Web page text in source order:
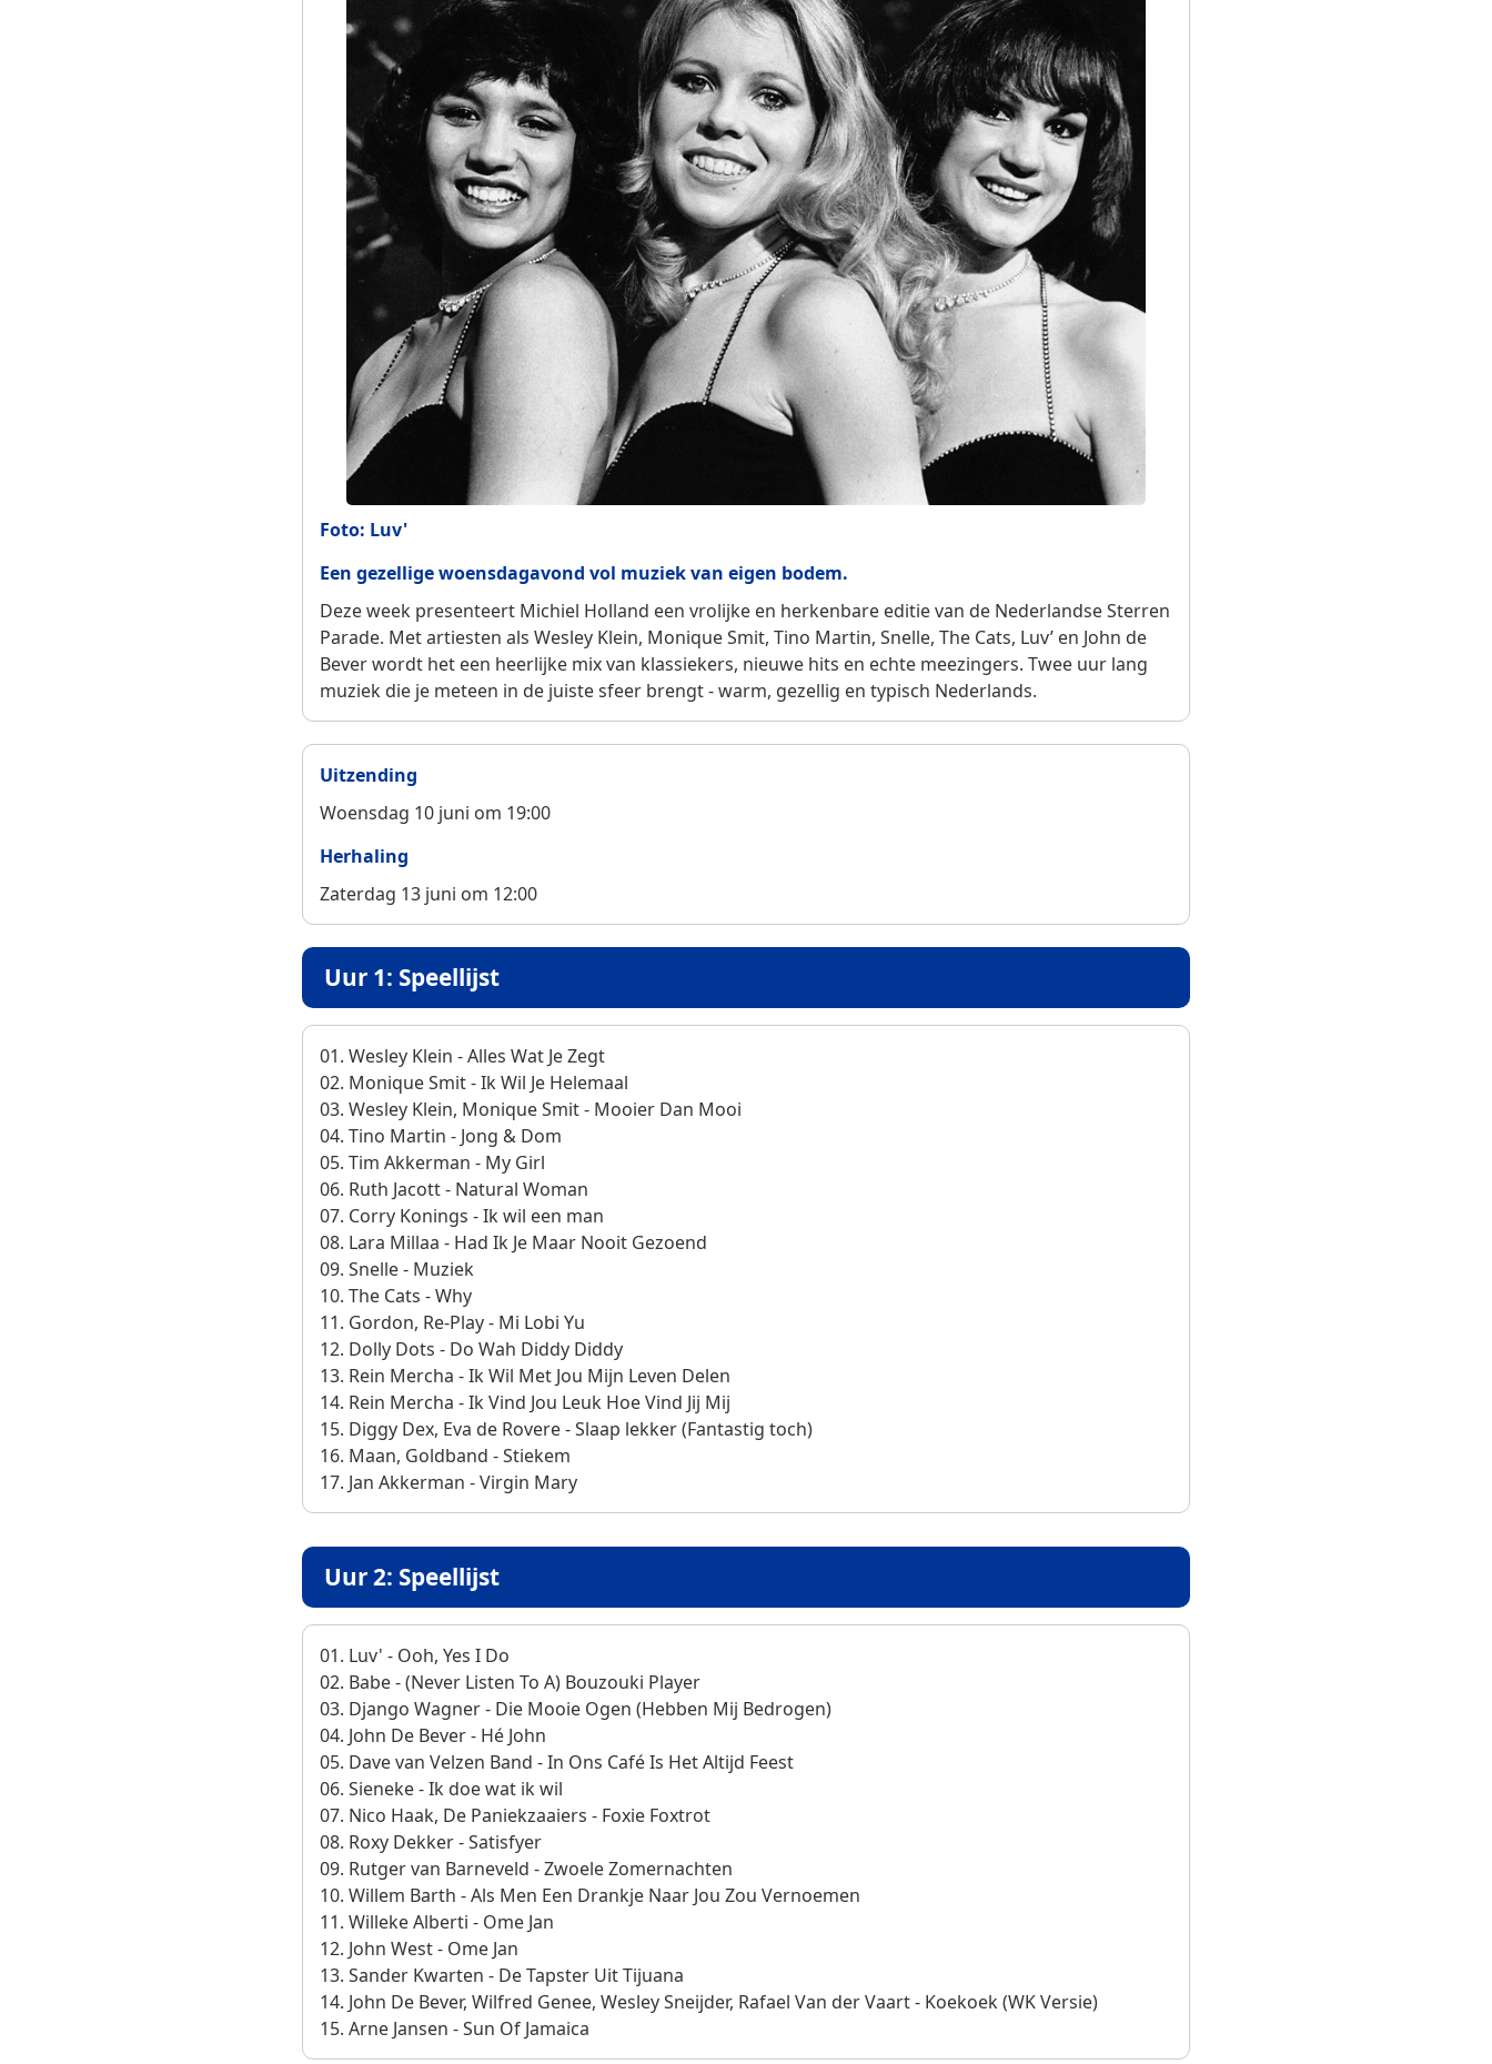
Foto: Luv'
Een gezellige woensdagavond vol muziek van eigen bodem.
Deze week presenteert Michiel Holland een vrolijke en herkenbare editie van de Nederlandse Sterren
Parade. Met artiesten als Wesley Klein, Monique Smit, Tino Martin, Snelle, The Cats, Luv’ en John de
Bever wordt het een heerlijke mix van klassiekers, nieuwe hits en echte meezingers. Twee uur lang
muziek die je meteen in de juiste sfeer brengt - warm, gezellig en typisch Nederlands.
Uitzending
Woensdag 10 juni om 19:00
Herhaling
Zaterdag 13 juni om 12:00
Uur 1: Speellijst
01. Wesley Klein - Alles Wat Je Zegt
02. Monique Smit - Ik Wil Je Helemaal
03. Wesley Klein, Monique Smit - Mooier Dan Mooi
04. Tino Martin - Jong & Dom
05. Tim Akkerman - My Girl
06. Ruth Jacott - Natural Woman
07. Corry Konings - Ik wil een man
08. Lara Millaa - Had Ik Je Maar Nooit Gezoend
09. Snelle - Muziek
10. The Cats - Why
11. Gordon, Re-Play - Mi Lobi Yu
12. Dolly Dots - Do Wah Diddy Diddy
13. Rein Mercha - Ik Wil Met Jou Mijn Leven Delen
14. Rein Mercha - Ik Vind Jou Leuk Hoe Vind Jij Mij
15. Diggy Dex, Eva de Rovere - Slaap lekker (Fantastig toch)
16. Maan, Goldband - Stiekem
17. Jan Akkerman - Virgin Mary
Uur 2: Speellijst
01. Luv' - Ooh, Yes I Do
02. Babe - (Never Listen To A) Bouzouki Player
03. Django Wagner - Die Mooie Ogen (Hebben Mij Bedrogen)
04. John De Bever - Hé John
05. Dave van Velzen Band - In Ons Café Is Het Altijd Feest
06. Sieneke - Ik doe wat ik wil
07. Nico Haak, De Paniekzaaiers - Foxie Foxtrot
08. Roxy Dekker - Satisfyer
09. Rutger van Barneveld - Zwoele Zomernachten
10. Willem Barth - Als Men Een Drankje Naar Jou Zou Vernoemen
11. Willeke Alberti - Ome Jan
12. John West - Ome Jan
13. Sander Kwarten - De Tapster Uit Tijuana
14. John De Bever, Wilfred Genee, Wesley Sneijder, Rafael Van der Vaart - Koekoek (WK Versie)
15. Arne Jansen - Sun Of Jamaica